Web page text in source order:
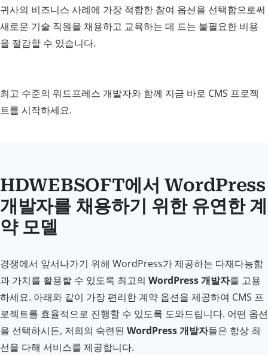
귀사의 비즈니스 사례에 가장 적합한 참여 옵션을 선택함으로써
새로운 기술 직원을 채용하고 교육하는 데 드는 불필요한 비용
을 절감할 수 있습니다.
최고 수준의 워드프레스 개발자와 함께 지금 바로 CMS 프로젝
트를 시작하세요.
HDWEBSOFT에서 WordPress
개발자를 채용하기 위한 유연한 계
약 모델
경쟁에서 앞서나가기 위해 WordPress가 제공하는 다재다능함
과 가치를 활용할 수 있도록 최고의 WordPress 개발자를 고용
하세요. 아래와 같이 가장 편리한 계약 옵션을 제공하여 CMS 프
로젝트를 효율적으로 진행할 수 있도록 도와드립니다. 어떤 옵션
을 선택하시든, 저희의 숙련된 WordPress 개발자들은 항상 최
선을 다해 서비스를 제공합니다.